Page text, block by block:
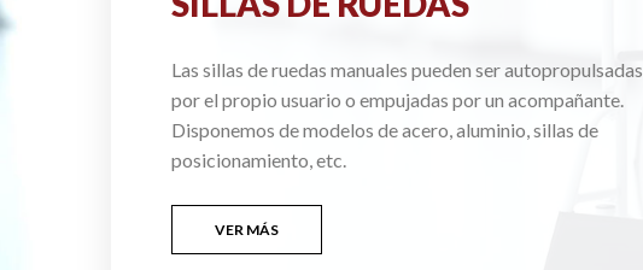
Las sillas de ruedas manuales pueden ser autopropulsadas
por el propio usuario o empujadas por un acompañante.
Disponemos de modelos de acero, aluminio, sillas de
posicionamiento, etc.
VER MÁS